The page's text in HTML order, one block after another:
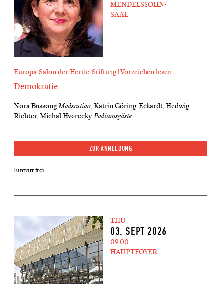
MENDELSSOHN-
SAAL
Europa-Salon der Hertie-Stiftung | Vorzeichen lesen
Demokratie
Nora BossongModeration, Katrin Göring-Eckardt, Hedwig
Richter, Michal Hvorecky Podiumsgäste
ZUR ANMELDUNG
Eintritt frei
THU
03. SEPT 2026
09.00
HAUPTFOYER